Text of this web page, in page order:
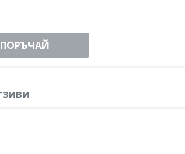
ПОРЪЧАЙ